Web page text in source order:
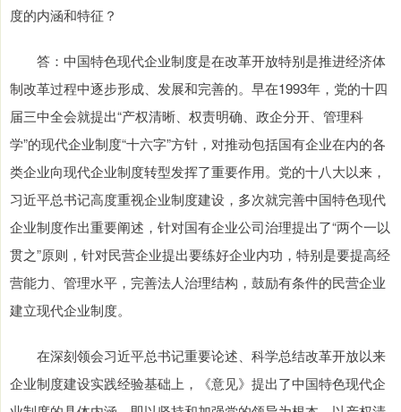
度的内涵和特征？
答：中国特色现代企业制度是在改革开放特别是推进经济体
制改革过程中逐步形成、发展和完善的。早在1993年，党的十四
届三中全会就提出“产权清晰、权责明确、政企分开、管理科
学”的现代企业制度“十六字”方针，对推动包括国有企业在内的各
类企业向现代企业制度转型发挥了重要作用。党的十八大以来，
习近平总书记高度重视企业制度建设，多次就完善中国特色现代
企业制度作出重要阐述，针对国有企业公司治理提出了“两个一以
贯之”原则，针对民营企业提出要练好企业内功，特别是要提高经
营能力、管理水平，完善法人治理结构，鼓励有条件的民营企业
建立现代企业制度。
在深刻领会习近平总书记重要论述、科学总结改革开放以来
企业制度建设实践经验基础上，《意见》提出了中国特色现代企